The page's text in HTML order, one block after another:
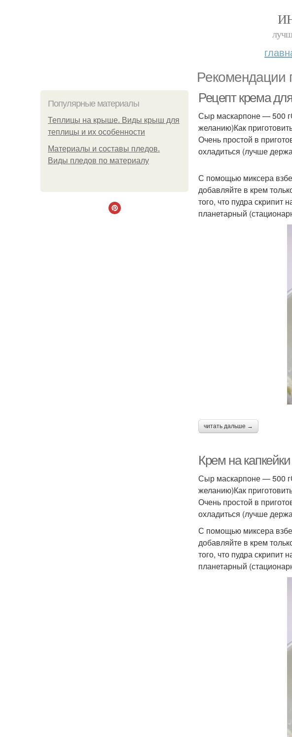
Рекомендации
Популярные материалы
Теплицы на крыше. Виды крыш для
теплицы и их особенности
Материалы и составы пледов.
Виды пледов по материалу
Рецепт крема
Сыр маскарпоне — 500
желанию)Как
Очень простой в
охладиться (лучше
С помощью миксера
добавляйте в крем
того, что пудра скрипит
планетарный
читать дальше →
Крем на
Сыр маскарпоне — 500
желанию)Как
Очень простой в
охладиться (лучше
С помощью миксера
добавляйте в крем
того, что пудра скрипит
планетарный